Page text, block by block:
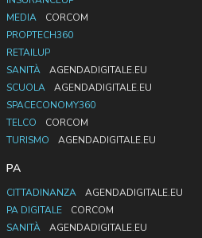
MEDIA
CORCOM
PROPTECH360
RETAILUP
SANITÀ
AGENDADIGITALE.EU
SCUOLA
AGENDADIGITALE.EU
SPACECONOMY360
TELCO
CORCOM
TURISMO
AGENDADIGITALE.EU
PA
CITTADINANZA
AGENDADIGITALE.EU
PA DIGITALE
CORCOM
SANITÀ
AGENDADIGITALE.EU